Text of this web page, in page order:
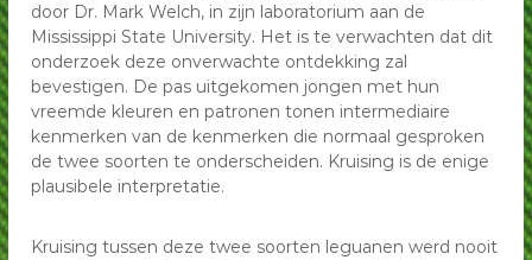
door Dr. Mark Welch, in zijn laboratorium aan de
Mississippi State University. Het is te verwachten dat dit
onderzoek deze onverwachte ontdekking zal
bevestigen. De pas uitgekomen jongen met hun
vreemde kleuren en patronen tonen intermediaire
kenmerken van de kenmerken die normaal gesproken
de twee soorten te onderscheiden. Kruising is de enige
plausibele interpretatie.
Kruising tussen deze twee soorten leguanen werd nooit